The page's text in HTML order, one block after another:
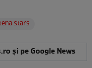
stars
și pe Google News